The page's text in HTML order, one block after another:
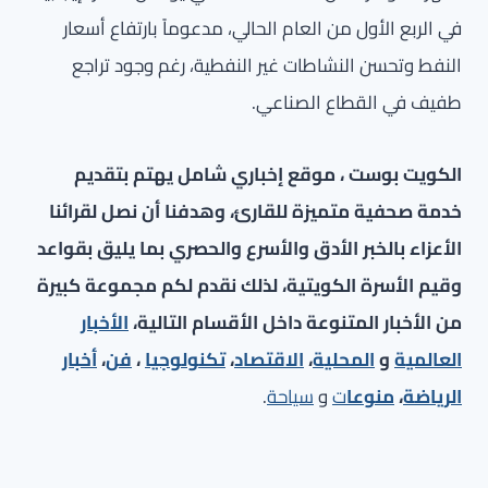
في الربع الأول من العام الحالي، مدعوماً بارتفاع أسعار
النفط وتحسن النشاطات غير النفطية، رغم وجود تراجع
طفيف في القطاع الصناعي.
الكويت بوست ، موقع إخباري شامل يهتم بتقديم
خدمة صحفية متميزة للقارئ، وهدفنا أن نصل لقرائنا
الأعزاء بالخبر الأدق والأسرع والحصري بما يليق بقواعد
وقيم الأسرة الكويتية، لذلك نقدم لكم مجموعة كبيرة
من الأخبار المتنوعة داخل الأقسام التالية،الأخبار
العالميةوالمحلية،الاقتصاد،تكنولوجيا،فن،أخبار
الرياضة،منوعاتوسياحة.